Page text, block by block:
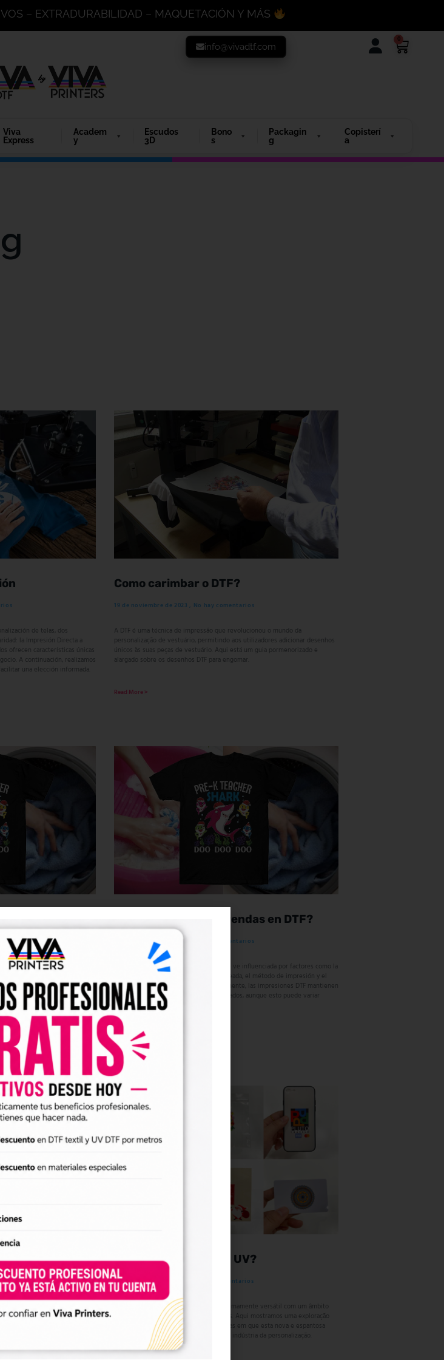
– EXTRADURABILIDAD – MAQUETACIÓN Y MÁS
0
info@vivadtf.com
Viva
Express
Academ
y
Escudos
3D
Bono
s
Packagin
g
Copisterí
a
de telas, dos
la Impresión Directa a
ofrecen características únicas
A continuación, realizamos
una elección informada.
Como carimbar o DTF?
19 de noviembre de 2023 No hay comentarios
A DTF é uma técnica de impressão que revolucionou o mundo da
personalização de vestuário, permitindo aos utilizadores adicionar desenhos
únicos às suas peças de vestuário. Aqui está um guia pormenorizado e
alargado sobre os desenhos DTF para engomar.
Read More >
por factores como a
o método de impressão e os
Normalmente, as estampagens
lavagens, embora isto possa
¿Cuánto duran las prendas en DTF?
18 de noviembre de 2023 No hay comentarios
La durabilidad de las impresiones DTF se ve influenciada por factores como la
calidad del material usado, la tinta empleada, el método de impresión y el
cuidado posterior de la prenda. Comúnmente, las impresiones DTF mantienen
su integridad después de más de 50 lavados, aunque esto puede variar
según las circunstancias mencionadas.
Read More >
en DTF textil
convertido en una de las
y los consumidores, por lo
por metros, pueden
Onde carimbar a DTF UV?
11 de noviembre de 2023 No hay comentarios
A impressão UV DTF é uma técnica extremamente versátil com um âmbito
quase ilimitado em termos de aplicações. Aqui mostramos uma exploração
mais pormenorizada de algumas das áreas em que esta nova e espantosa
técnica emergente pode ser utilizada na indústria da personalização.